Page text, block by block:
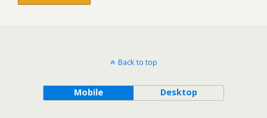
Back to top
Mobile Desktop